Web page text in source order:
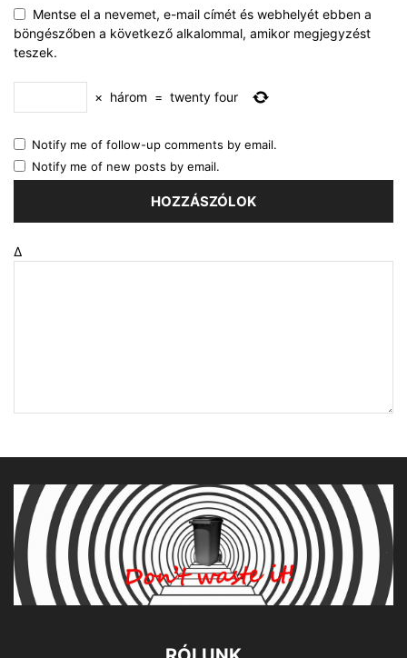
Mentse el a nevemet, e-mail címét és webhelyét ebben a
böngészőben a következő alkalommal, amikor megjegyzést
teszek.
× három = twenty four
Notify me of follow-up comments by email.
Notify me of new posts by email.
Δ